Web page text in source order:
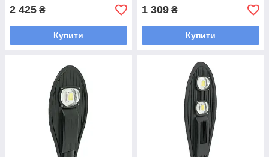
2 425 ₴
Купити
1 309 ₴
Купити